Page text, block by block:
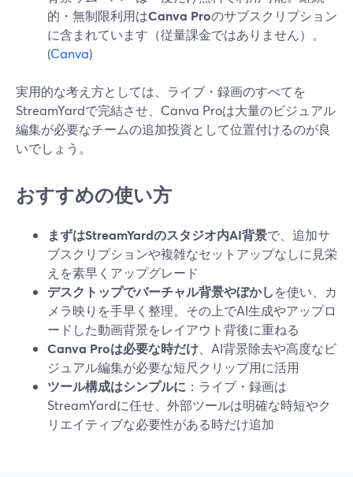
的・無制限利用はCanva Proのサブスクリプション
に含まれています（従量課金ではありません）。
(Canva)
実用的な考え方としては、ライブ・録画のすべてを
StreamYardで完結させ、Canva Proは大量のビジュアル
編集が必要なチームの追加投資として位置付けるのが良
いでしょう。
おすすめの使い方
まずはStreamYardのスタジオ内AI背景で、追加サ
ブスクリプションや複雑なセットアップなしに見栄
えを素早くアップグレード
デスクトップでバーチャル背景やぼかしを使い、カ
メラ映りを手早く整理。その上でAI生成やアップロ
ードした動画背景をレイアウト背後に重ねる
Canva Proは必要な時だけ 、AI背景除去や高度なビ
ジュアル編集が必要な短尺クリップ用に活用
ツール構成はシンプルに ：ライブ・録画は
StreamYardに任せ、外部ツールは明確な時短やク
リエイティブな必要性がある時だけ追加